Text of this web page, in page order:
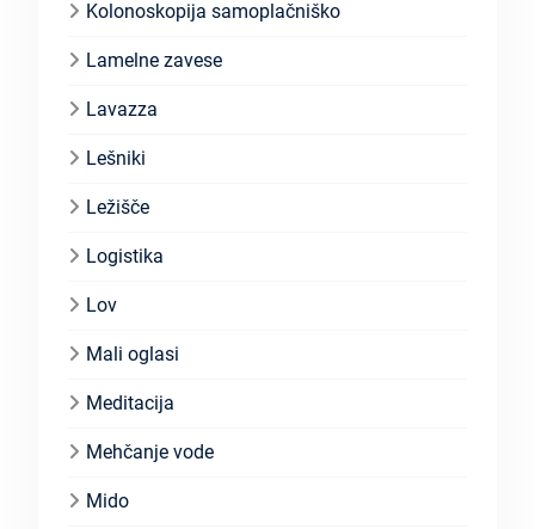
Kolonoskopija samoplačniško
Lamelne zavese
Lavazza
Lešniki
Ležišče
Logistika
Lov
Mali oglasi
Meditacija
Mehčanje vode
Mido